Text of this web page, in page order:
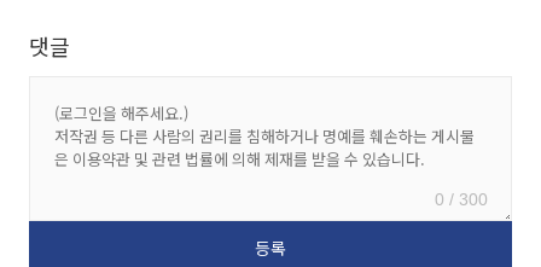
댓글
0 / 300